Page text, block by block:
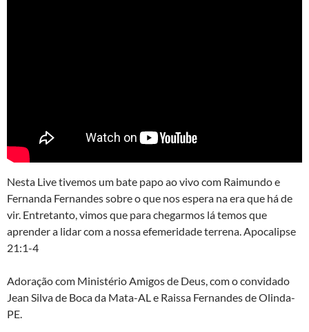
Nesta Live tivemos um bate papo ao vivo com Raimundo e
Fernanda Fernandes sobre o que nos espera na era que há de
vir. Entretanto, vimos que para chegarmos lá temos que
aprender a lidar com a nossa efemeridade terrena. Apocalipse
21:1-4
Adoração com Ministério Amigos de Deus, com o convidado
Jean Silva de Boca da Mata-AL e Raissa Fernandes de Olinda-
PE.